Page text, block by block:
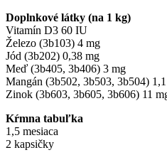
Doplnkové látky (na 1 kg)
Vitamín D3 60 IU
Železo (3b103) 4 mg
Jód (3b202) 0,38 mg
Meď (3b405, 3b406) 3 mg
Mangán (3b502, 3b503, 3b504)
Zinok (3b603, 3b605, 3b606) 11
Kŕmna tabuľka
1,5 mesiaca
2 kapsičky